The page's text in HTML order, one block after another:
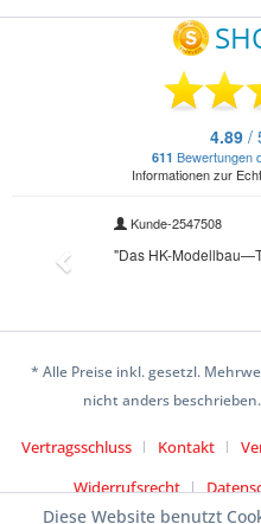
* Alle Preise inkl. gesetzl.
nicht anders
Vertragsschluss Kontakt
Widerrufsrecht
Diese Website benutzt